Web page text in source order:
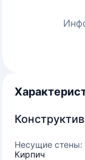
Несущие стены:
Кирпич